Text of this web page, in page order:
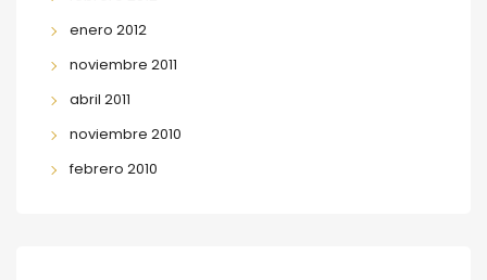
enero 2012
noviembre 2011
abril 2011
noviembre 2010
febrero 2010